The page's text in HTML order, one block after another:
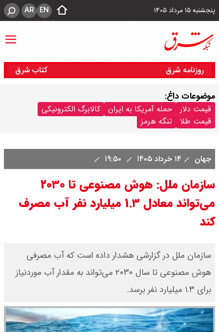
پنجشنبه ۱۵ مرداد ۱۴۰۵ EN
AR
روزنامه شرق کتاب شرق
موضوعات داغ:
قیمت دلار حمله آمریکا به ایران
کالابرگ الکترونیکی
قیمت طلا
تنگه هرمز
جهان ۱۴ خرداد ۱۴۰۵
سازمان ملل: هوش مصنوعی تا ۲۰۳۰
می‌تواند معادل ۱.۳ میلیارد نفر آب مصرف
کند
سازمان ملل در گزارشی هشدار داده است که آب مصرفی
هوش مصنوعی تا سال ۲۰۳۰ می‌تواند به مقدار آب موردنیاز
برای ۱.۳ میلیارد نفر برسد.